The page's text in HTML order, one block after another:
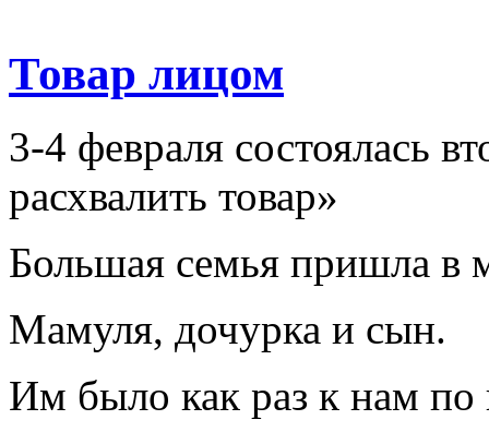
Товар лицом
3-4 февраля состоялась
расхвалить товар»
Большая семья пришла в
Мамуля, дочурка и сын.
Им было как раз к нам по